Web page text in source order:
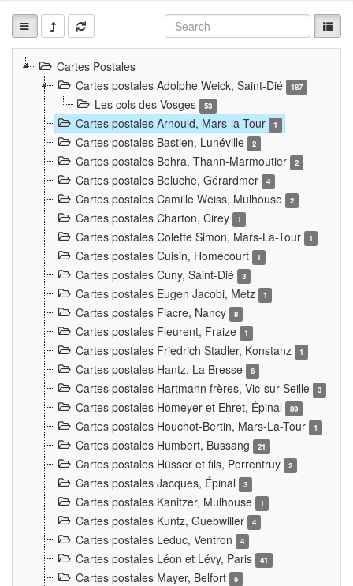
Cartes Postales
Cartes postales Adolphe Weick, Saint-Dié
187
Les cols des Vosges 53
Cartes postales Arnould, Mars-la-Tour 1
Cartes postales Bastien, Lunéville 2
Cartes postales Behra, Thann-Marmoutier 2
Cartes postales Beluche, Gérardmer 4
Cartes postales Camille Weiss, Mulhouse 2
Cartes postales Charton, Cirey 1
Cartes postales Colette Simon, Mars-La-Tour 1
Cartes postales Cuisin, Homécourt 1
Cartes postales Cuny, Saint-Dié 3
Cartes postales Eugen Jacobi, Metz 1
Cartes postales Fiacre, Nancy 8
Cartes postales Fleurent, Fraize 1
Cartes postales Friedrich Stadler, Konstanz 1
Cartes postales Hantz, La Bresse 6
Cartes postales Hartmann frères, Vic-sur-Seille 3
Cartes postales Homeyer et Ehret, Épinal 89
Cartes postales Houchot-Bertin, Mars-La-Tour 1
Cartes postales Humbert, Bussang 21
Cartes postales Hüsser et fils, Porrentruy 2
Cartes postales Jacques, Épinal 3
Cartes postales Kanitzer, Mulhouse 1
Cartes postales Kuntz, Guebwiller 4
Cartes postales Leduc, Ventron 4
Cartes postales Léon et Lévy, Paris 41
Cartes postales Mayer, Belfort 5